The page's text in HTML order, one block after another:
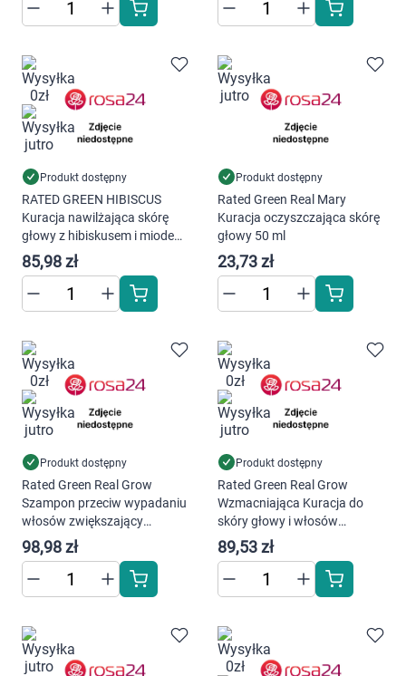
Korzystamy z plików cookies w celu
dostosowania zawartości serwisu do Twoich
preferencji. Więcej informacji znajdziesz w
naszejpolityce prywatności. Możesz określić
warunki przechowywania lub dostępu do
cookies poprzez kliknięcie przycisku
"Ustawienia" lub możesz zaakceptować
AKCEPTUJĘ WSZYSTKIE
Ustawienia
AKCEPTUJĘ WSZYSTKIE
Produkt dostępny
RATED GREEN HIBISCUS
Kuracja nawilżająca skórę
głowy z hibiskusem i miodem
200 ml
85,98 zł
Produkt dostępny
Rated Green Real Mary
Kuracja oczyszczająca skórę
głowy 50 ml
23,73 zł
Produkt dostępny
Rated Green Real Grow
Szampon przeciw wypadaniu
włosów zwiększający
objętość 200 ml
98,98 zł
Produkt dostępny
Rated Green Real Grow
Wzmacniająca Kuracja do
skóry głowy i włosów
zapobiegająca ich wypadaniu
200 ml
89,53 zł